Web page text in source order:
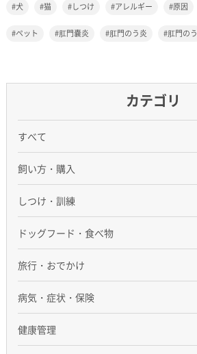
犬 猫 しつけ アレルギー 原因
ペット 肛門嚢炎 肛門のう炎 肛門のう
カテゴリ
すべて
飼い方・購入
しつけ・訓練
ドッグフード・食べ物
旅行・おでかけ
病気・症状・保険
健康管理